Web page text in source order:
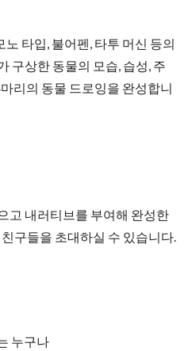
노 타입, 불어펜, 타투 머신 등의
구상한 동물의 모습, 습성, 주
리의 동물 드로잉을 완성합니
고 내러티브를 부여해 완성한
구들을 초대하실 수 있습니다.
누구나